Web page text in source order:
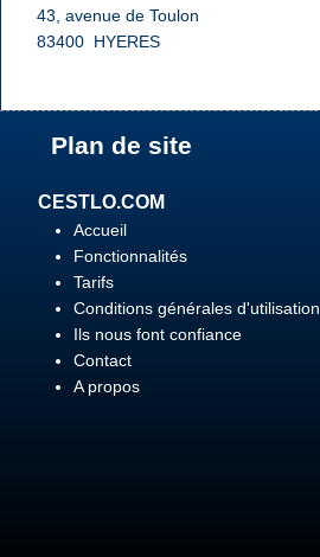
43, avenue de Toulon
83400 HYERES
Plan de site
CESTLO.COM
Accueil
Fonctionnalités
Tarifs
Conditions générales d'utilisation
Ils nous font confiance
Contact
A propos